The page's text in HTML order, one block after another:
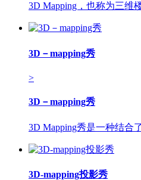
3D Mapping，也称为三
3D－mapping秀
>
3D－mapping秀
3D Mapping秀是一种结
3D-mapping投影秀